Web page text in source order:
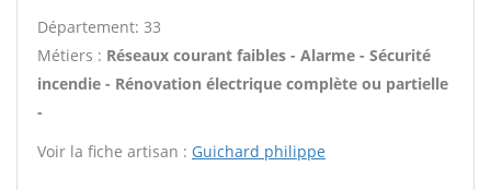
Département: 33
Métiers : Réseaux courant faibles - Alarme - Sécurité
incendie - Rénovation électrique complète ou partielle
-
Voir la fiche artisan : Guichard philippe